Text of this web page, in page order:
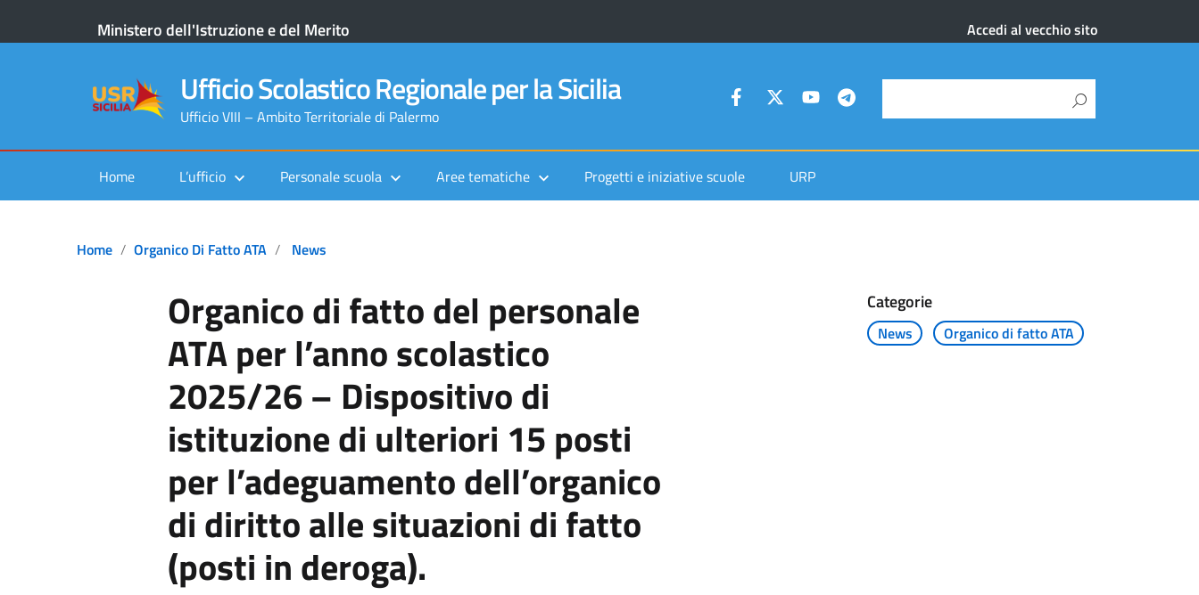
Ministero dell'Istruzione e del Merito Accedi al vecchio sito
Ufficio Scolastico Regionale per la Sicilia
Ufficio VIII – Ambito Territoriale di Palermo
Home L’ufficio Personale scuola Aree tematiche Progetti e iniziative scuole URP
Home Organico Di Fatto ATA News
Organico di fatto del personale
ATA per l’anno scolastico
2025/26 – Dispositivo di
istituzione di ulteriori 15 posti
per l’adeguamento dell’organico
di diritto alle situazioni di fatto
(posti in deroga).
Categorie
News Organico di fatto ATA